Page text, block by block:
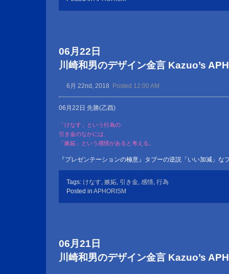
06月22日
川崎和男のデザイン金言 Kazuo’s
6月 22nd, 2018 Posted 12:00 AM
06月22日 先勝(乙酉)
「けなす」という行為の
引き金のなかには、
「嫉妬」という感情があると考える。
『プレゼンテーションの極意』タブーの逆説「いい加減」な
Tags: けなす, 嫉妬, 引き金, 感情, 行為
Posted in APHORISM
06月21日
川崎和男のデザイン金言 Kazuo’s